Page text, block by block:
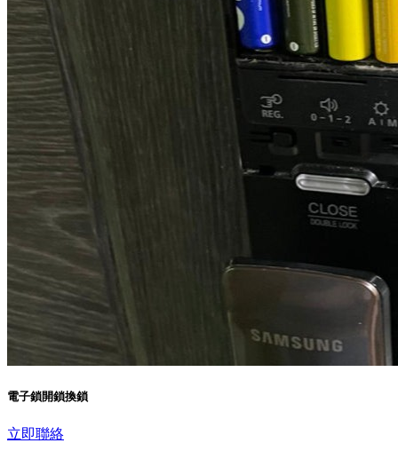
電子鎖開鎖換鎖
立即聯絡